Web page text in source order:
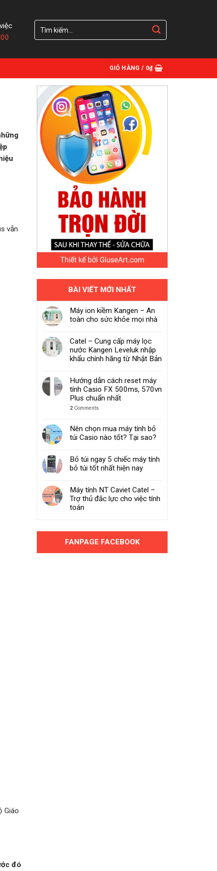
Tìm
kiếm:
GIỎ HÀNG / 0₫
vẫn
Giáo
đó
BÀI VIẾT MỚI NHẤT
Máy ion kiềm Kangen – An
toàn cho sức khỏe mọi nhà
Catel – Cung cấp máy lọc
nước Kangen Leveluk nhập
khẩu chính hãng từ Nhật Bản
Hướng dẫn cách reset máy
tính Casio FX 500ms, 570vn
Plus chuẩn nhất
2 Comments
Nên chọn mua máy tính bỏ
túi Casio nào tốt? Tại sao?
Bỏ túi ngay 5 chiếc máy tính
bỏ túi tốt nhất hiện nay
Máy tính NT Caviet Catel –
Trợ thủ đắc lực cho việc tính
toán
FANPAGE FACEBOOK